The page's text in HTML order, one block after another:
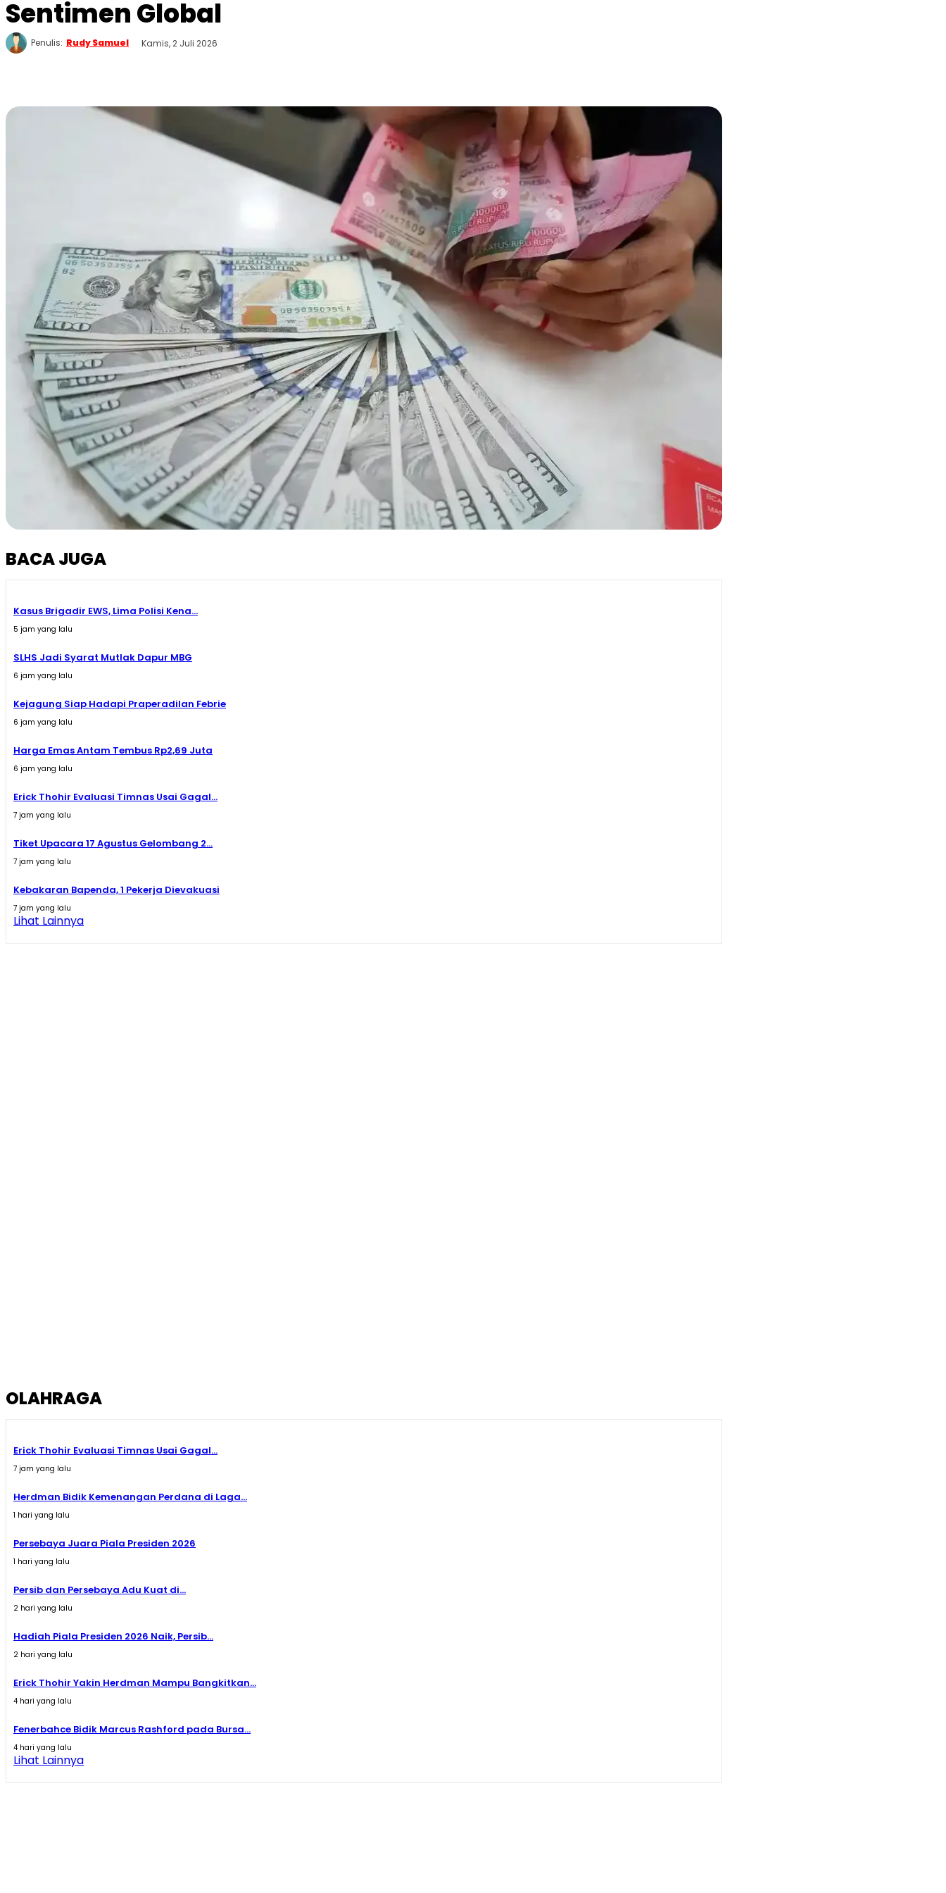
Sentimen Global
Penulis: Rudy Samuel Kamis, 2 Juli 2026
BACA JUGA
Kasus Brigadir EWS, Lima Polisi Kena...
5 jam yang lalu
SLHS Jadi Syarat Mutlak Dapur MBG
6 jam yang lalu
Kejagung Siap Hadapi Praperadilan Febrie
6 jam yang lalu
Harga Emas Antam Tembus Rp2,69 Juta
6 jam yang lalu
Erick Thohir Evaluasi Timnas Usai Gagal...
7 jam yang lalu
Tiket Upacara 17 Agustus Gelombang 2...
7 jam yang lalu
Kebakaran Bapenda, 1 Pekerja Dievakuasi
7 jam yang lalu
Lihat Lainnya
OLAHRAGA
Erick Thohir Evaluasi Timnas Usai Gagal...
7 jam yang lalu
Herdman Bidik Kemenangan Perdana di Laga...
1 hari yang lalu
Persebaya Juara Piala Presiden 2026
1 hari yang lalu
Persib dan Persebaya Adu Kuat di...
2 hari yang lalu
Hadiah Piala Presiden 2026 Naik, Persib...
2 hari yang lalu
Erick Thohir Yakin Herdman Mampu Bangkitkan...
4 hari yang lalu
Fenerbahce Bidik Marcus Rashford pada Bursa...
4 hari yang lalu
Lihat Lainnya